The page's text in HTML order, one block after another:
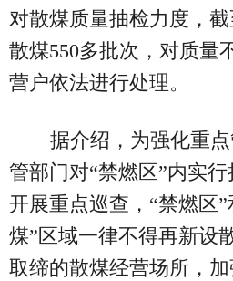
对散煤质量抽检力度，
散煤550多批次，对质量
营户依法进行处理。
据介绍，为强化重
管部门对“禁燃区”内实
开展重点巡查，“禁燃区
煤”区域一律不得再新设
取缔的散煤经营场所，加